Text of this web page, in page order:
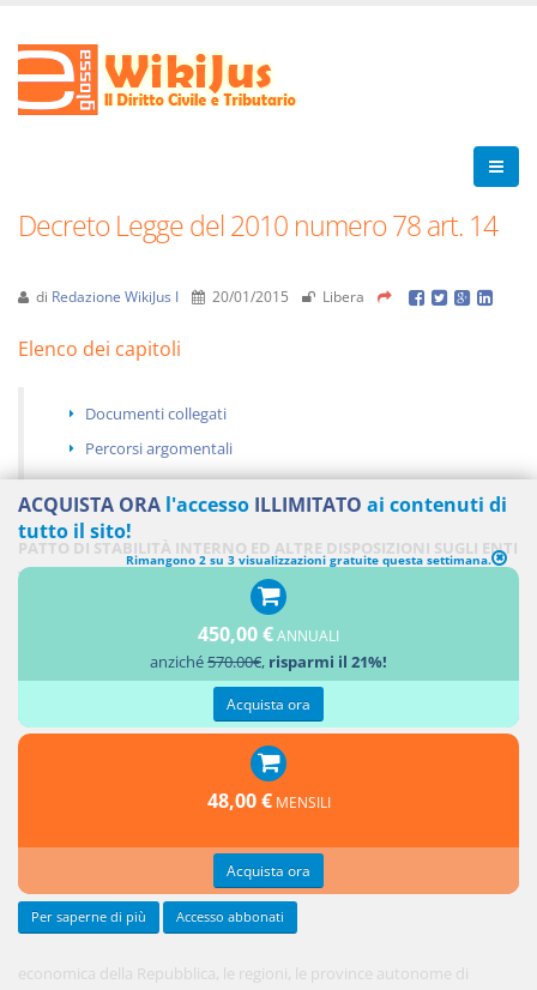
Decreto Legge del 2010 numero 78 art. 14
di Redazione WikiJus I 20/01/2015 Libera
Elenco dei capitoli
Documenti collegati
Percorsi argomentali
PATTO DI STABILITÀ INTERNO ED ALTRE DISPOSIZIONI SUGLI ENTI
TERRITORIALI
economica della Repubblica, le regioni, le province autonome di
ACQUISTA ORA l'accesso ILLIMITATO ai contenuti di
tutto il sito!
Rimangono 2 su 3 visualizzazioni gratuite questa settimana.
450,00 €ANNUALI
anziché570.00€, risparmi il 21%!
Acquista ora
48,00 € MENSILI
Acquista ora
Per saperne di più Accesso abbonati